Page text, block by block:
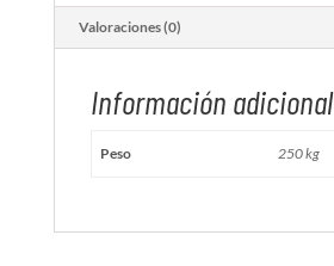
Valoraciones (0)
Información adicional
Peso 250 kg